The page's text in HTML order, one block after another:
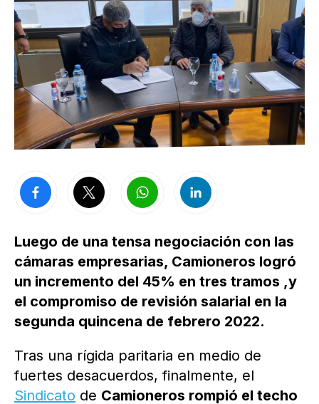
Luego de una tensa negociación con las
cámaras empresarias, Camioneros logró
un incremento del 45% en tres tramos ,y
el compromiso de revisión salarial en la
segunda quincena de febrero 2022.
Tras una rígida paritaria en medio de
fuertes desacuerdos, finalmente, el
Sindicato de Camioneros rompió el techo